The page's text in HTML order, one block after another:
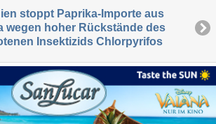
stoppt Paprika-Importe aus
wegen hoher Rückstände des
Insektizids Chlorpyrifos